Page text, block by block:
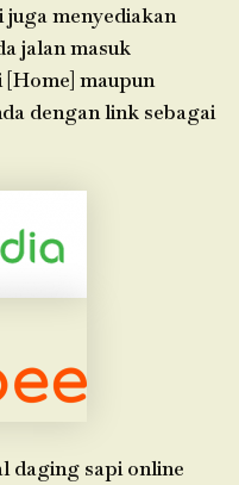
menyediakan
jalan masuk
maupun
dengan link sebagai
daging sapi online